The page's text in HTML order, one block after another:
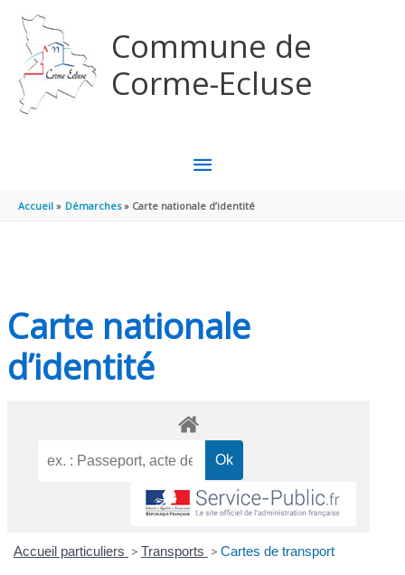
Commune de
Corme-Ecluse
MENU
PRINCIPAL
Accueil Démarches Carte nationale d’identité
Carte nationale
d’identité
Accueil particuliers > Transports > Cartes de transport